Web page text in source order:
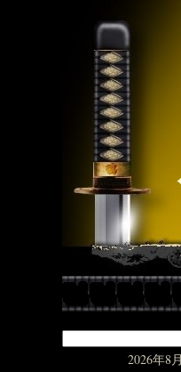
2026年8月